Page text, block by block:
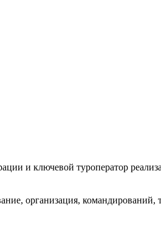
и ключевой туроператор
организация,